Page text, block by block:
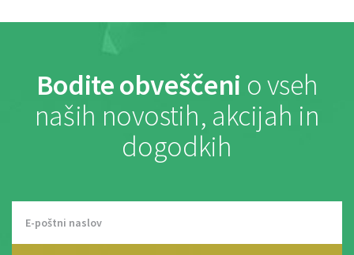
Bodite obveščeni o vseh
naših novostih, akcijah in
dogodkih